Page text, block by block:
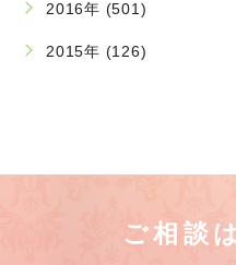
2016年 (501)
2015年 (126)
ご相談